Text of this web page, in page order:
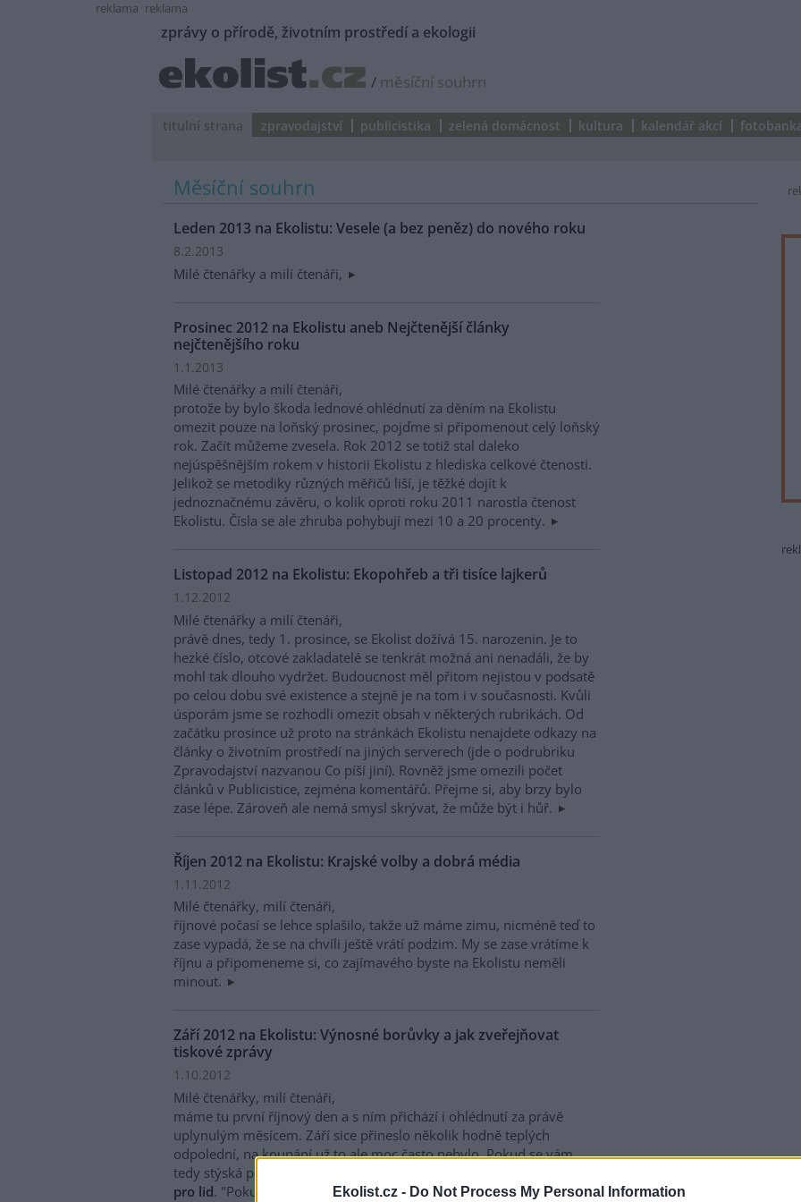
Ekolist.cz - Do Not Process My Personal Information
reklama reklama
zprávy o přírodě, životním prostředí a ekologii
/ měsíční souhrn
titulní strana zpravodajství publicistika zelená domácnost kultura kalendář akcí
Měsíční souhrn
Leden 2013 na Ekolistu: Vesele (a bez peněz) do nového roku
8.2.2013
Milé čtenářky a milí čtenáři,
Prosinec 2012 na Ekolistu aneb Nejčtenější články
nejčtenějšího roku
1.1.2013
Milé čtenářky a milí čtenáři,
protože by bylo škoda lednové ohlédnutí za děním na Ekolistu
omezit pouze na loňský prosinec, pojďme si připomenout celý loňský
rok. Začít můžeme zvesela. Rok 2012 se totiž stal daleko
nejúspěšnějším rokem v historii Ekolistu z hlediska celkové čtenosti.
Jelikož se metodiky různých měřičů liší, je těžké dojít k
jednoznačnému závěru, o kolik oproti roku 2011 narostla čtenost
Ekolistu. Čísla se ale zhruba pohybují mezi 10 a 20 procenty.
Listopad 2012 na Ekolistu: Ekopohřeb a tři tisíce lajkerů
1.12.2012
Milé čtenářky a milí čtenáři,
právě dnes, tedy 1. prosince, se Ekolist dožívá 15. narozenin. Je to
hezké číslo, otcové zakladatelé se tenkrát možná ani nenadáli, že by
mohl tak dlouho vydržet. Budoucnost měl přitom nejistou v podsatě
po celou dobu své existence a stejně je na tom i v současnosti. Kvůli
úsporám jsme se rozhodli omezit obsah v některých rubrikách. Od
začátku prosince už proto na stránkách Ekolistu nenajdete odkazy na
články o životním prostředí na jiných serverech (jde o podrubriku
Zpravodajství nazvanou Co píší jiní). Rovněž jsme omezili počet
článků v Publicistice, zejména komentářů. Přejme si, aby brzy bylo
zase lépe. Zároveň ale nemá smysl skrývat, že může být i hůř.
Říjen 2012 na Ekolistu: Krajské volby a dobrá média
1.11.2012
Milé čtenářky, milí čtenáři,
říjnové počasí se lehce splašilo, takže už máme zimu, nicméně teď to
zase vypadá, že se na chvíli ještě vrátí podzim. My se zase vrátíme k
říjnu a připomeneme si, co zajímavého byste na Ekolistu neměli
minout.
Září 2012 na Ekolistu: Výnosné borůvky a jak zveřejňovat
tiskové zprávy
1.10.2012
Milé čtenářky, milí čtenáři,
máme tu první říjnový den a s ním přichází i ohlédnutí za právě
uplynulým měsícem. Září sice přineslo několik hodně teplých
odpolední, na koupání už to ale moc často nebylo. Pokud se vám
tedy stýská po létu, doporučuji reportáž
pro lid. "Pokud právě neprší, vyhlíží Cejlon přesně jako stránka z